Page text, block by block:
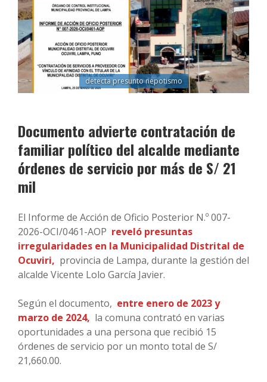
detecta presunto nepotismo
Documento advierte contratación de
familiar político del alcalde mediante
órdenes de servicio por más de S/ 21
mil
El Informe de Acción de Oficio Posterior N.º 007-
2026-OCI/0461-AOP reveló presuntas
irregularidades en la Municipalidad Distrital de
Ocuviri, provincia de Lampa, durante la gestión del
alcalde Vicente Lolo García Javier.
Según el documento, entre enero de 2023 y
marzo de 2024, la comuna contrató en varias
oportunidades a una persona que recibió 15
órdenes de servicio por un monto total de S/
21,660.00.